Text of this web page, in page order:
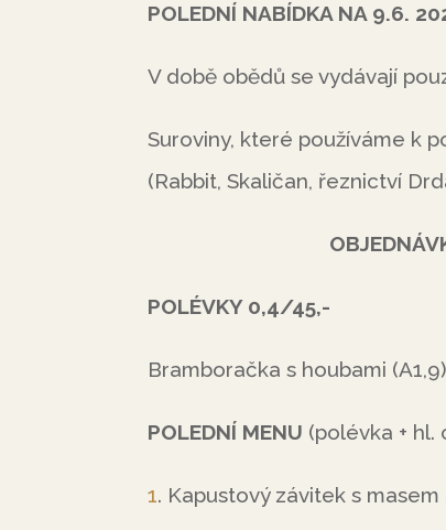
POLEDNÍ NABÍDKA NA 9.6.
V době obědů se vydávají
Suroviny, které používáme k
(Rabbit, Skaličan, řeznictví
OBJEDNÁVKY A
POLÉVKY 0,4/45,-
Bramboračka s houbami (A1,9)
POLEDNÍ MENU (polévka + hl.
1. Kapustový závitek s